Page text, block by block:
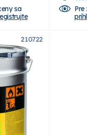
sa
Pre
210722